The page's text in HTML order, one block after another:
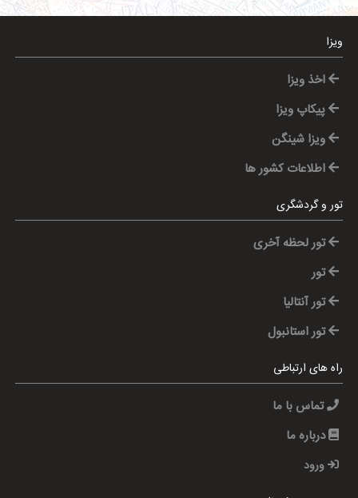
ویزا
اخذ ویزا
پیکاپ ویزا
ویزا شینگن
اطلاعات کشور ها
تور و گردشگری
تور لحظه آخری
تور
تور آنتالیا
تور استانبول
راه های ارتباطی
تماس با ما
درباره ما
ورود